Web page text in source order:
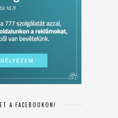
A FACEBOOKON!